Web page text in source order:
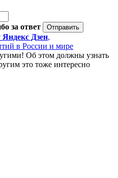
за ответ
Яндекс Дзен,
в России и мире
Об этом должны узнать
это тоже интересно